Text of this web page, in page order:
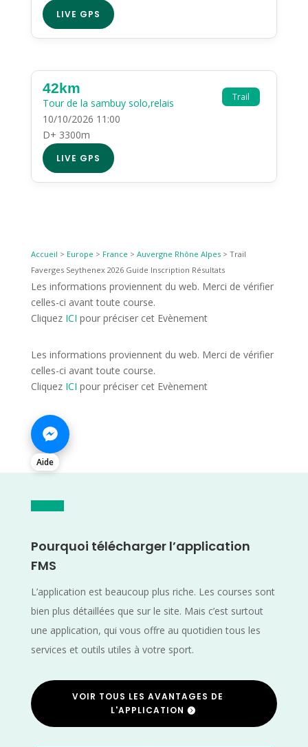
LIVE GPS
Trail
42km
Tour de la sambuy solo,relais
10/10/2026 11:00
D+ 3300m
LIVE GPS
Accueil > Europe > France > Auvergne Rhône Alpes> Trail
Faverges Seythenex 2026 Guide Inscription Résultats
Les informations proviennent du web. Merci de vérifier
celles-ci avant toute course.
Cliquez ICI pour préciser cet Evènement
Les informations proviennent du web. Merci de vérifier
celles-ci avant toute course.
Cliquez ICI pour préciser cet Evènement
Aide
Pourquoi télécharger l’application
FMS
L’application est beaucoup plus riche. Les courses sont
bien plus détaillées que sur le site. Mais c’est surtout
une application, qui vous offre au quotidien tous les
services et outils utiles à votre sport.
VOIR TOUS LES AVANTAGES DE
L'APPLICATION